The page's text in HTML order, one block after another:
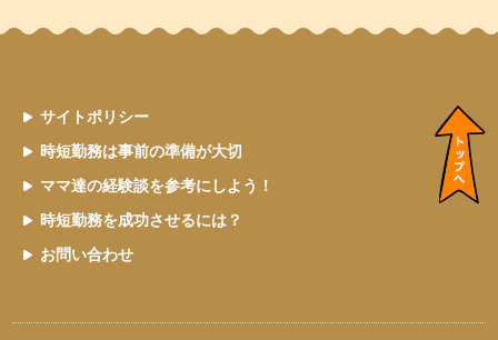
サイトポリシー
時短勤務は事前の準備が大切
ママ達の経験談を参考にしよう！
時短勤務を成功させるには？
お問い合わせ